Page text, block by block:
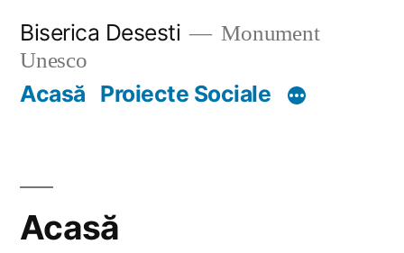
content
Biserica Desesti
Monument
Unesco
Acasă Proiecte Sociale
Acasă